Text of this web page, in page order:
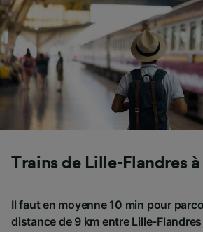
Trains de Lille-Flandres
Il faut en moyenne 10 min pour
distance de 9 km entre Lille-